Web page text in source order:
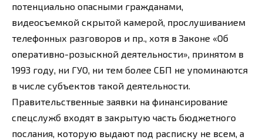
потенциально опасными гражданами,
видеосъемкой скрытой камерой, прослушиванием
телефонных разговоров и пр., хотя в Законе «Об
оперативно-розыскной деятельности», принятом в
1993 году, ни ГУО, ни тем более СБП не упоминаются
в числе субъектов такой деятельности.
Правительственные заявки на финансирование
спецслужб входят в закрытую часть бюджетного
послания, которую выдают под расписку не всем, а